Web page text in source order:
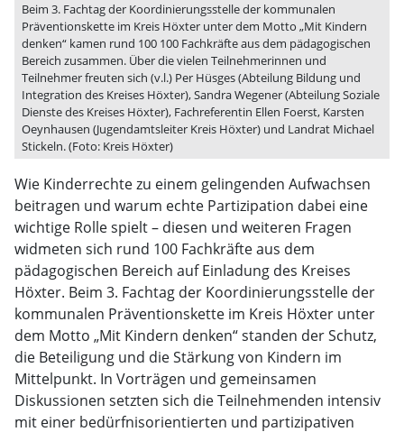
Beim 3. Fachtag der Koordinierungsstelle der kommunalen
Präventionskette im Kreis Höxter unter dem Motto „Mit Kindern
denken“ kamen rund 100 100 Fachkräfte aus dem pädagogischen
Bereich zusammen. Über die vielen Teilnehmerinnen und
Teilnehmer freuten sich (v.l.) Per Hüsges (Abteilung Bildung und
Integration des Kreises Höxter), Sandra Wegener (Abteilung Soziale
Dienste des Kreises Höxter), Fachreferentin Ellen Foerst, Karsten
Oeynhausen (Jugendamtsleiter Kreis Höxter) und Landrat Michael
Stickeln. (Foto: Kreis Höxter)
Wie Kinderrechte zu einem gelingenden Aufwachsen
beitragen und warum echte Partizipation dabei eine
wichtige Rolle spielt – diesen und weiteren Fragen
widmeten sich rund 100 Fachkräfte aus dem
pädagogischen Bereich auf Einladung des Kreises
Höxter. Beim 3. Fachtag der Koordinierungsstelle der
kommunalen Präventionskette im Kreis Höxter unter
dem Motto „Mit Kindern denken“ standen der Schutz,
die Beteiligung und die Stärkung von Kindern im
Mittelpunkt. In Vorträgen und gemeinsamen
Diskussionen setzten sich die Teilnehmenden intensiv
mit einer bedürfnisorientierten und partizipativen